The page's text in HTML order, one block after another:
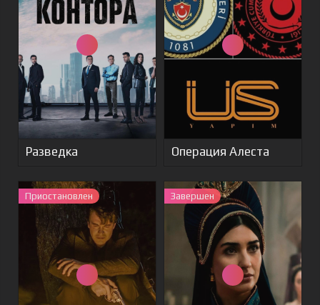
Разведка Операция Алеста
Приостановлен Завершен